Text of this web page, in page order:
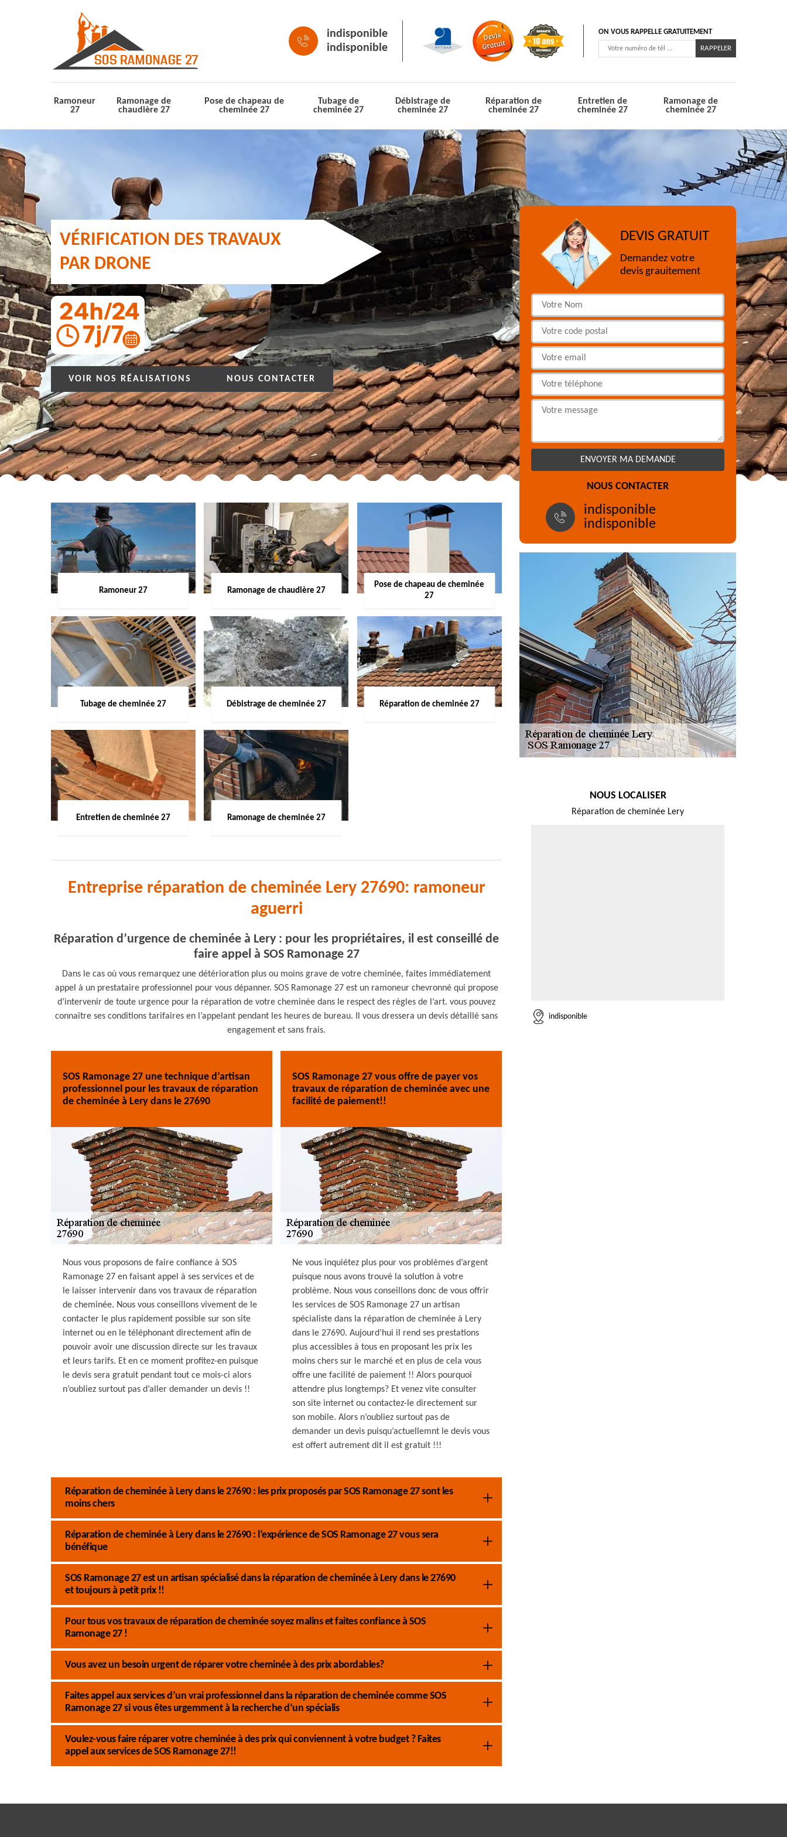
indisponible
indisponible
ON VOUS RAPPELLE GRATUITEMENT
Ramoneur
27
Ramonage de
chaudière 27
Pose de chapeau de
cheminée 27
Tubage de
cheminée 27
Débistrage de
cheminée 27
Réparation de
cheminée 27
Entretien de
cheminée 27
Ramonage de
cheminée 27
VÉRIFICATION DES TRAVAUX
PAR DRONE
VOIR NOS RÉALISATIONS NOUS CONTACTER
Ramoneur 27 Ramonage de chaudière 27
Pose de chapeau de cheminée
27
Tubage de cheminée 27 Débistrage de cheminée 27 Réparation de cheminée 27
Entretien de cheminée 27 Ramonage de cheminée 27
Entreprise réparation de cheminée Lery 27690: ramoneur
aguerri
Réparation d’urgence de cheminée à Lery : pour les propriétaires, il est conseillé de
faire appel à SOS Ramonage 27
Dans le cas où vous remarquez une détérioration plus ou moins grave de votre cheminée, faites immédiatement
appel à un prestataire professionnel pour vous dépanner. SOS Ramonage 27 est un ramoneur chevronné qui propose
d’intervenir de toute urgence pour la réparation de votre cheminée dans le respect des règles de l’art. vous pouvez
connaître ses conditions tarifaires en l’appelant pendant les heures de bureau. Il vous dressera un devis détaillé sans
engagement et sans frais.
SOS Ramonage 27 une technique d’artisan
professionnel pour les travaux de réparation
de cheminée à Lery dans le 27690
Nous vous proposons de faire confiance à SOS
Ramonage 27 en faisant appel à ses services et de
le laisser intervenir dans vos travaux de réparation
de cheminée. Nous vous conseillons vivement de le
contacter le plus rapidement possible sur son site
internet ou en le téléphonant directement afin de
pouvoir avoir une discussion directe sur les travaux
et leurs tarifs. Et en ce moment profitez-en puisque
le devis sera gratuit pendant tout ce mois-ci alors
n’oubliez surtout pas d’aller demander un devis !!
SOS Ramonage 27 vous offre de payer vos
travaux de réparation de cheminée avec une
facilité de paiement!!
Ne vous inquiétez plus pour vos problèmes d’argent
puisque nous avons trouvé la solution à votre
problème. Nous vous conseillons donc de vous offrir
les services de SOS Ramonage 27 un artisan
spécialiste dans la réparation de cheminée à Lery
dans le 27690. Aujourd’hui il rend ses prestations
plus accessibles à tous en proposant les prix les
moins chers sur le marché et en plus de cela vous
offre une facilité de paiement !! Alors pourquoi
attendre plus longtemps? Et venez vite consulter
son site internet ou contactez-le directement sur
son mobile. Alors n’oubliez surtout pas de
demander un devis puisqu’actuellemnt le devis vous
est offert autrement dit il est gratuit !!!
Réparation de cheminée à Lery dans le 27690 : les prix proposés par SOS Ramonage 27 sont les
moins chers
Réparation de cheminée à Lery dans le 27690 : l’expérience de SOS Ramonage 27 vous sera
bénéfique
SOS Ramonage 27 est un artisan spécialisé dans la réparation de cheminée à Lery dans le 27690
et toujours à petit prix !!
Pour tous vos travaux de réparation de cheminée soyez malins et faites confiance à SOS
Ramonage 27 !
Vous avez un besoin urgent de réparer votre cheminée à des prix abordables?
Faites appel aux services d’un vrai professionnel dans la réparation de cheminée comme SOS
Ramonage 27 si vous êtes urgemment à la recherche d’un spécialis
Voulez-vous faire réparer votre cheminée à des prix qui conviennent à votre budget ? Faites
appel aux services de SOS Ramonage 27!!
DEVIS GRATUIT
Demandez votre
devis grauitement
NOUS CONTACTER
indisponible
indisponible
NOUS LOCALISER
Réparation de cheminée Lery
indisponible